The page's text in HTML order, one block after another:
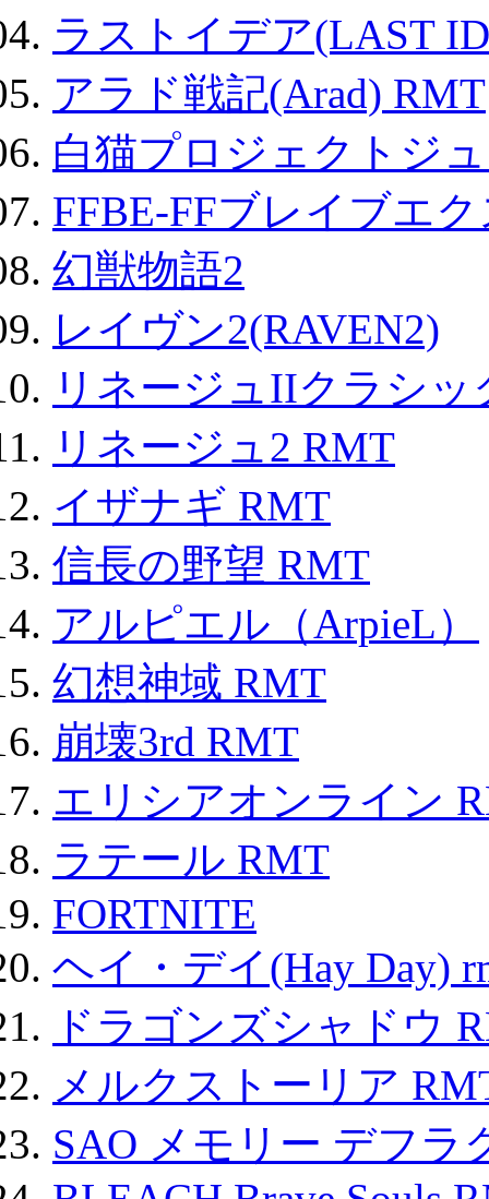
ラストイデア(LAST
アラド戦記(Arad) RMT
白猫プロジェクトジ
FFBE-FFブレイブエ
幻獣物語2
レイヴン2(RAVEN2)
リネージュIIクラシ
リネージュ2 RMT
イザナギ RMT
信長の野望 RMT
アルピエル（ArpieL）
幻想神域 RMT
崩壊3rd RMT
エリシアオンライン
ラテール RMT
FORTNITE
ヘイ・デイ(Hay Day)
ドラゴンズシャドウ
メルクストーリア
SAO メモリー デフラ